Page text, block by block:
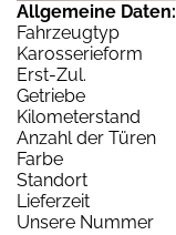
Allgemeine Daten:
Fahrzeugtyp
Karosserieform
Erst-Zul.
Getriebe
Kilometerstand
Anzahl der Türen
Farbe
Standort
Lieferzeit
Unsere Nummer